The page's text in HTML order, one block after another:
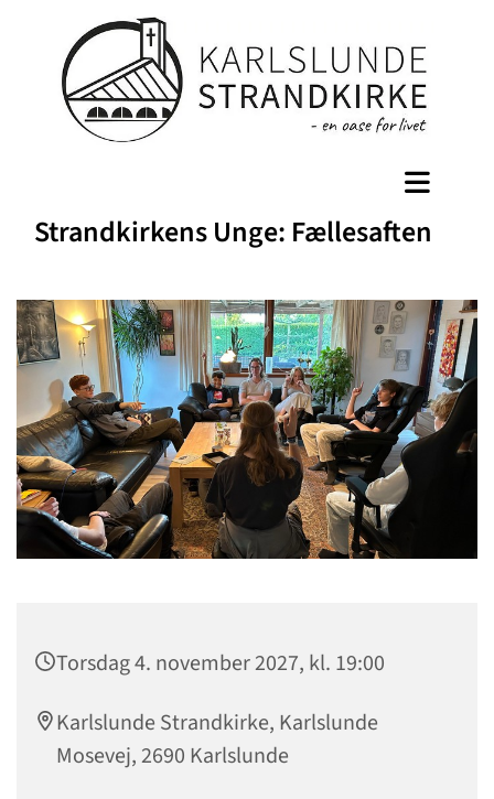
Strandkirkens Unge: Fællesaften
Torsdag 4. november 2027, kl. 19:00
Karlslunde Strandkirke, Karlslunde
Mosevej, 2690 Karlslunde